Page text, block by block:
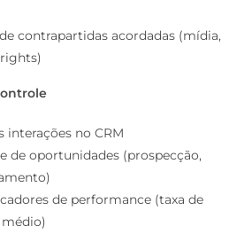
contrapartidas acordadas (mídia,
interações no CRM
de oportunidades (prospecção,
de performance (taxa de